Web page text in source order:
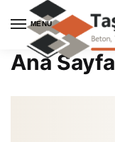
navigation
content
MENU
Ana Sayfa